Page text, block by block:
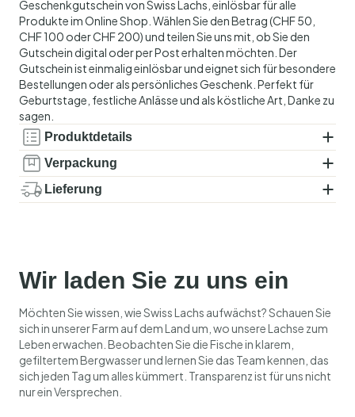
Geschenkgutschein von Swiss Lachs, einlösbar für alle
Produkte im Online Shop. Wählen Sie den Betrag (CHF 50,
CHF 100 oder CHF 200) und teilen Sie uns mit, ob Sie den
Gutschein digital oder per Post erhalten möchten. Der
Gutschein ist einmalig einlösbar und eignet sich für besondere
Bestellungen oder als persönliches Geschenk. Perfekt für
Geburtstage, festliche Anlässe und als köstliche Art, Danke zu
sagen.
Produktdetails
Verpackung
Lieferung
Wir laden Sie zu uns ein
Möchten Sie wissen, wie Swiss Lachs aufwächst? Schauen Sie
sich in unserer Farm auf dem Land um, wo unsere Lachse zum
Leben erwachen. Beobachten Sie die Fische in klarem,
gefiltertem Bergwasser und lernen Sie das Team kennen, das
sich jeden Tag um alles kümmert. Transparenz ist für uns nicht
nur ein Versprechen.
Swiss Lachs Farm, Lostallo